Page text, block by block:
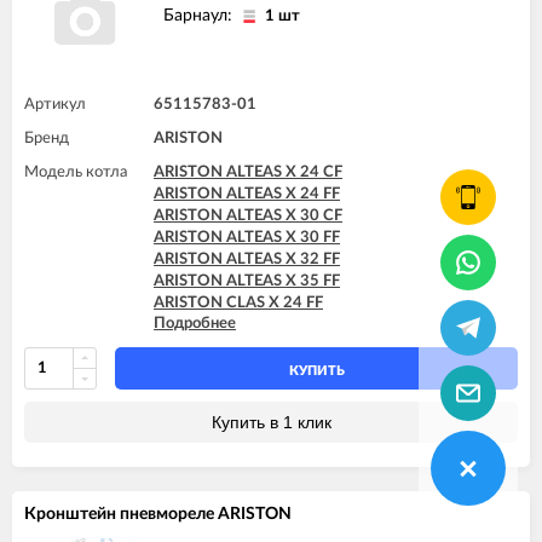
ARISTON GENUS X 32 FF
ARISTON HS X 18 FF
ARISTON HS X 24 CF
ARISTON MATIS 24 CF
ARISTON MATIS 24 CF-EU
ARISTON MATIS 24 FF
Барнаул: 1 шт
Артикул 65115783-01
Бренд ARISTON
Модель котла
ARISTON ALTEAS X 24 CF
ARISTON ALTEAS X 24 FF
ARISTON ALTEAS X 30 CF
ARISTON ALTEAS X 30 FF
ARISTON ALTEAS X 32 FF
ARISTON ALTEAS X 35 FF
ARISTON CLAS X 24 FF
ARISTON CLAS X 28 FF
ARISTON CLAS X 35 FF
ARISTON CLAS X SYSTEM 24 CF
ARISTON CLAS X SYSTEM 24 FF
ARISTON CLAS X SYSTEM 28 FF
ARISTON GENUS X 30 CF
Подробнее
КУПИТЬ
Купить в 1 клик
Кронштейн пневмореле ARISTON